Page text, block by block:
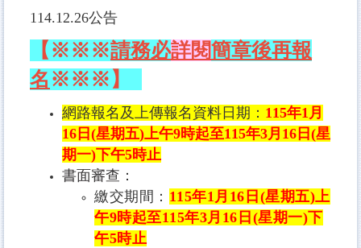
114.12.26公告
【※※※請務必詳閱簡章後再報
名 ※※※】
網路報名及上傳報名資料日期： 115年1月
16 日 (星期五)上午9時起至115年3月16 日 (星
期一)下午5時止
書面審查 ：
繳交期間： 115年1月16 日 (星期五)上
午9時起至115年3月16 日 (星期一)下
午5時止